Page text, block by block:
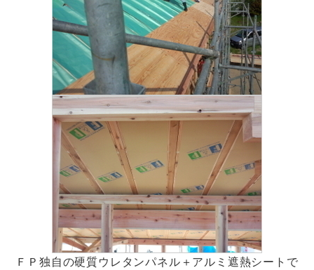
ＦＰ独自の硬質ウレタンパネル＋アルミ遮熱シートで